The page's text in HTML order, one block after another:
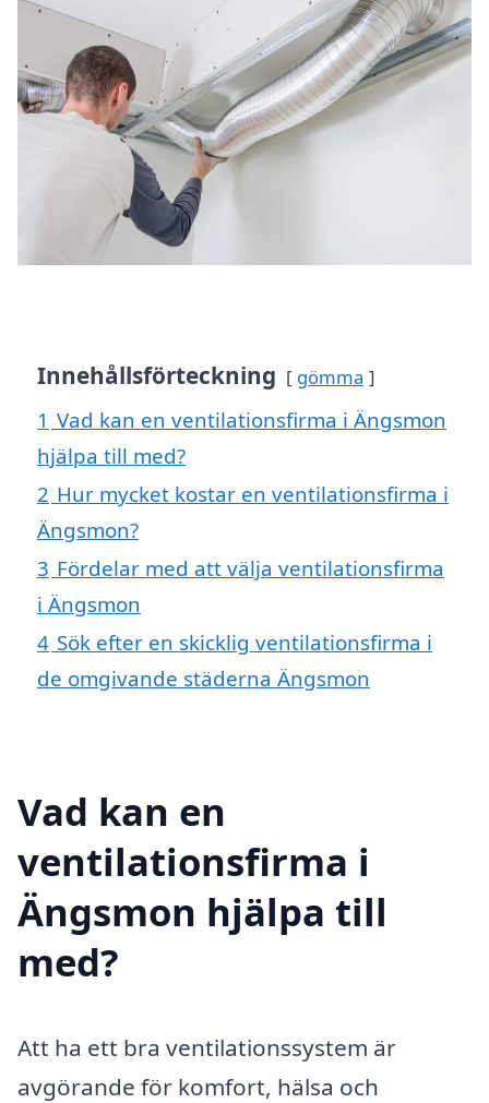
Innehållsförteckning gömma
1 Vad kan en ventilationsfirma i Ängsmon
hjälpa till med?
2 Hur mycket kostar en ventilationsfirma i
Ängsmon?
3 Fördelar med att välja ventilationsfirma
i Ängsmon
4 Sök efter en skicklig ventilationsfirma i
de omgivande städerna Ängsmon
Vad kan en
ventilationsfirma i
Ängsmon hjälpa till
med?
Att ha ett bra ventilationssystem är
avgörande för komfort, hälsa och